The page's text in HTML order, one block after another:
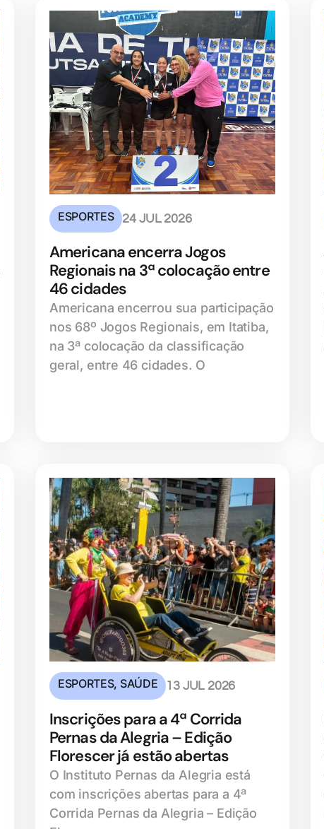
ESPORTES 24 JUL 2026
Americana encerra Jogos
Regionais na 3ª colocação entre
46 cidades
Americana encerrou sua participação
nos 68º Jogos Regionais, em Itatiba,
na 3ª colocação da classificação
geral, entre 46 cidades. O
ESPORTES, SAÚDE 13 JUL 2026
Inscrições para a 4ª Corrida
Pernas da Alegria – Edição
Florescer já estão abertas
O Instituto Pernas da Alegria está
com inscrições abertas para a 4ª
Corrida Pernas da Alegria – Edição